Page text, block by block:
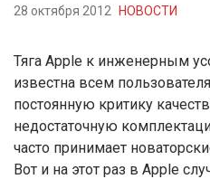
28 октября 2012 НОВОСТИ
Тяга Apple к инженерным
известна всем
постоянную критику
недостаточную
часто принимает
Вот и на этот раз в Apple